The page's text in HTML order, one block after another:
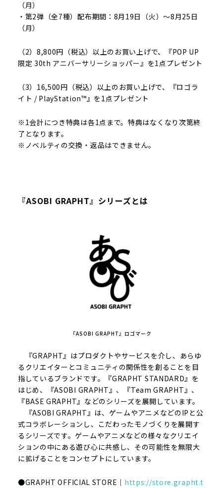
（月）
・第2弾（全7種）配布期間：8月19日（火）～8月25日
（月）
（2）8,800円（税込）以上のお買い上げで、『POP UP
限定 30th アニバーサリーショッパー』を1点プレゼント
（3）16,500円（税込）以上のお買い上げで、『ロゴラ
イト / PlayStation™』を1点プレゼント
※1会計につき特典は各1点まで。特典はなくなり次第終
了となります。
※ノベルティの交換・返品はできません。
『ASOBI GRAPHT』シリーズとは
『ASOBI GRAPHT』ロゴマーク
『GRAPHT』はプロダクトやサービスを介し、あらゆ
るクリエイターとコミュニティの関係性を創ることを目
指しているブランドです。『GRAPHT STANDARD』を
はじめ、『ASOBI GRAPHT』、『Team GRAPHT』、
『BASE GRAPHT』などのシリーズを展開しています。
『ASOBI GRAPHT』は、ゲームやアニメなどのIPと公
式コラボレーションし、こだわったモノづくりを展開す
るシリーズです。ゲームやアニメなどの様々なクリエイ
ションの中にある遊び心に共感し、その可能性を無限大
に拡げることをコンセプトにしています。
●GRAPHT OFFICIAL STORE｜ https://store.grapht.t